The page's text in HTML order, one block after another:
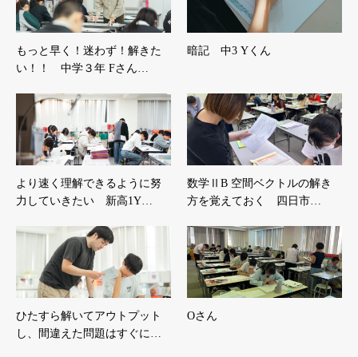
もっと早く！迷わず！解きた
い！！ 中学３年 Fさん…
暗記 中3 Yくん
より速く理解できるように努
力していきたい 新高1Y…
数学ⅡB 空間ベクトルの解き
方を覚えておく 四日市…
ひたすら解いてアウトプット
し、間違えた問題はすぐに…
Oさん